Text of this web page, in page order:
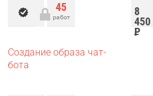
8
450
Р
45
работ
Создание образа чат-
бота